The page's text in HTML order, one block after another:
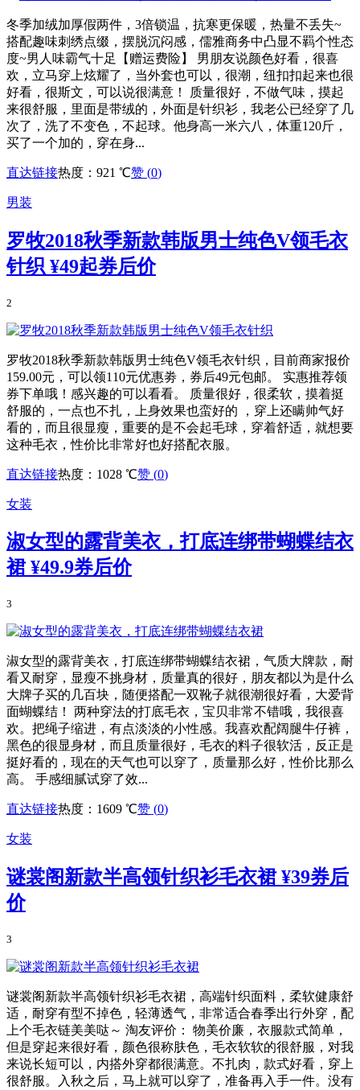
冬季加绒加厚假两件，3倍锁温，抗寒更保暖，热量不丢失~
搭配趣味刺绣点缀，摆脱沉闷感，儒雅商务中凸显不羁个性态
度~男人味霸气十足【赠运费险】 男朋友说颜色好看，很喜
欢，立马穿上炫耀了，当外套也可以，很潮，纽扣扣起来也很
好看，很斯文，可以说很满意！ 质量很好，不做气味，摸起
来很舒服，里面是带绒的，外面是针织衫，我老公已经穿了几
次了，洗了不变色，不起球。他身高一米六八，体重120斤，
买了一个加的，穿在身...
直达链接热度：921 ℃赞 (0)
男装
罗牧2018秋季新款韩版男士纯色V领毛衣
针织 ¥49起券后价
2
罗牧2018秋季新款韩版男士纯色V领毛衣针织，目前商家报价
159.00元，可以领110元优惠劵，券后49元包邮。 实惠推荐领
券下单哦！感兴趣的可以看看。 质量很好，很柔软，摸着挺
舒服的，一点也不扎，上身效果也蛮好的 ，穿上还瞒帅气好
看的，而且很显瘦，重要的是不会起毛球，穿着舒适，就想要
这种毛衣，性价比非常好也好搭配衣服。
直达链接热度：1028 ℃赞 (0)
女装
淑女型的露背美衣，打底连绑带蝴蝶结衣
裙¥49.9券后价
3
淑女型的露背美衣，打底连绑带蝴蝶结衣裙，气质大牌款，耐
看又耐穿，显瘦不挑身材，质量真的很好，朋友都以为是什么
大牌子买的几百块，随便搭配一双靴子就很潮很好看，大爱背
面蝴蝶结！ 两种穿法的打底毛衣，宝贝非常不错哦，我很喜
欢。把绳子缩进，有点淡淡的小性感。我喜欢配阔腿牛仔裤，
黑色的很显身材，而且质量很好，毛衣的料子很软活，反正是
挺好看的，现在的天气也可以穿了，质量那么好，性价比那么
高。 手感细腻试穿了效...
直达链接热度：1609 ℃赞 (0)
女装
谜裳阁新款半高领针织衫毛衣裙¥39券后
价
3
谜裳阁新款半高领针织衫毛衣裙，高端针织面料，柔软健康舒
适，耐穿有型不掉色，轻薄透气，非常适合春季出行外穿，配
上个毛衣链美美哒～ 淘友评价： 物美价廉，衣服款式简单，
但是穿起来很好看，颜色很称肤色，毛衣软软的很舒服，对我
来说长短可以，内搭外穿都很满意。不扎肉，款式好看，穿上
很舒服。入秋之后，马上就可以穿了，准备再入手一件。没有